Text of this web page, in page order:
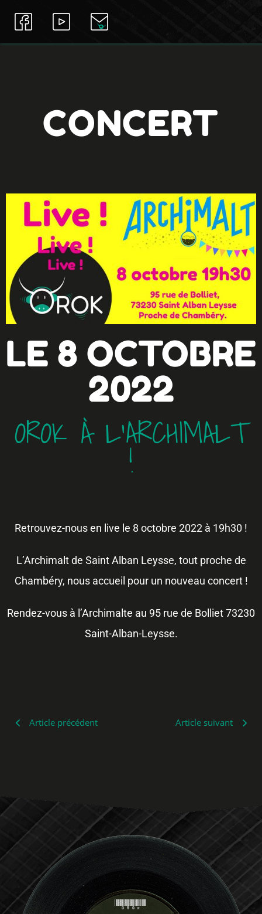
CONCERT
LE 8 OCTOBRE
2022
OROK À L'ARCHIMALT
!
Retrouvez-nous en live le 8 octobre 2022 à 19h30 !
L’Archimalt de Saint Alban Leysse, tout proche de
Chambéry, nous accueil pour un nouveau concert !
Rendez-vous à l’Archimalte au 95 rue de Bolliet 73230
Saint-Alban-Leysse.
Article précédent Article suivant